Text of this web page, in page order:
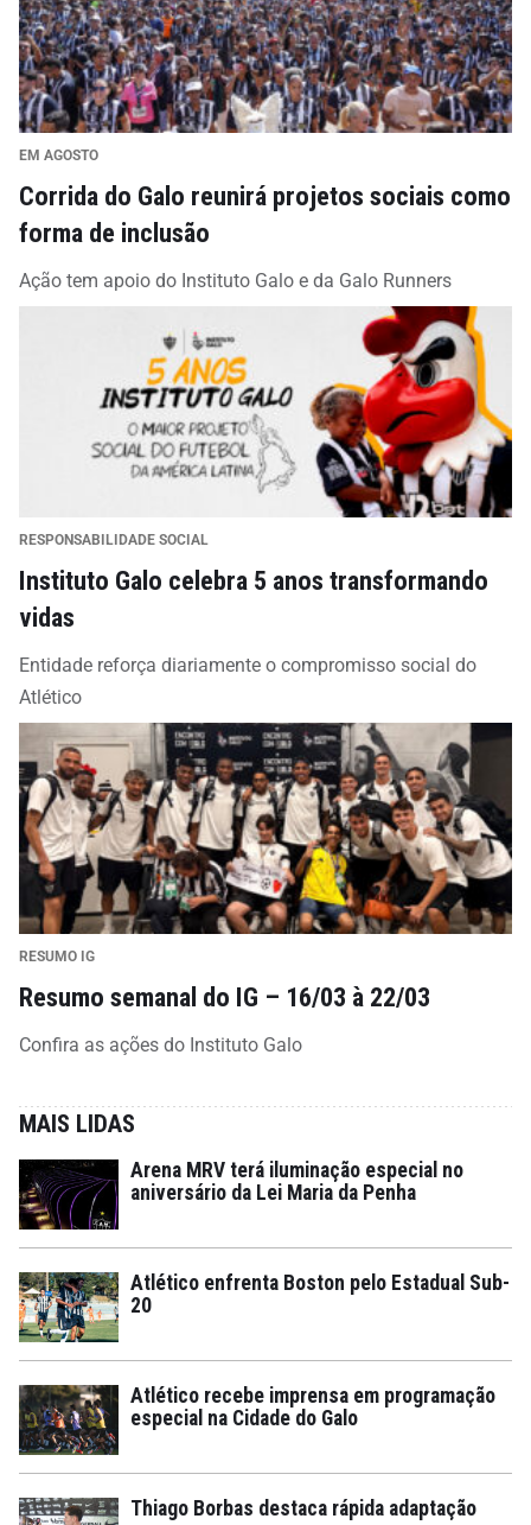
EM AGOSTO
Corrida do Galo reunirá projetos sociais como
forma de inclusão
Ação tem apoio do Instituto Galo e da Galo Runners
RESPONSABILIDADE SOCIAL
Instituto Galo celebra 5 anos transformando
vidas
Entidade reforça diariamente o compromisso social do
Atlético
RESUMO IG
Resumo semanal do IG – 16/03 à 22/03
Confira as ações do Instituto Galo
MAIS LIDAS
Arena MRV terá iluminação especial no
aniversário da Lei Maria da Penha
Atlético enfrenta Boston pelo Estadual Sub-
20
Atlético recebe imprensa em programação
especial na Cidade do Galo
Thiago Borbas destaca rápida adaptação